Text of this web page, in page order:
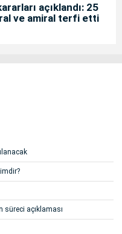
açıklandı: 25
ve amiral terfi etti
süreci açıklaması